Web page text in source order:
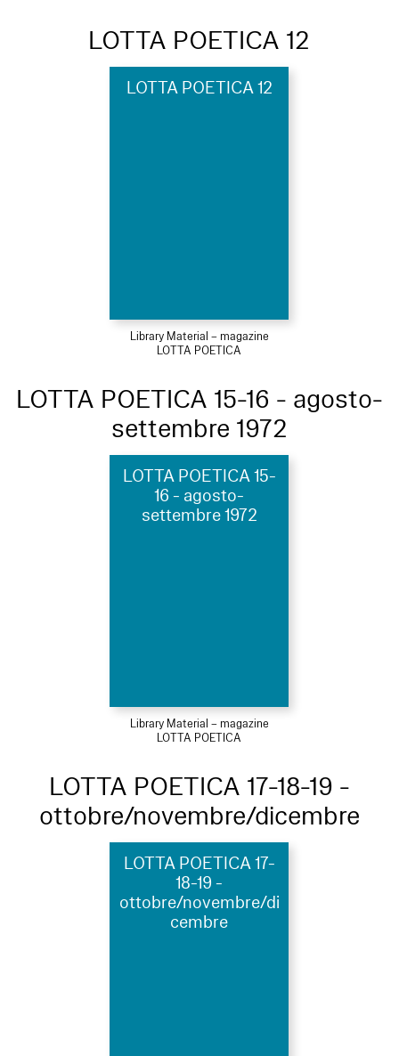
LOTTA POETICA 12
LOTTA POETICA 12
Library Material – magazine
LOTTA POETICA
LOTTA POETICA 15-16 - agosto-
settembre 1972
LOTTA POETICA 15-
16 - agosto-
settembre 1972
Library Material – magazine
LOTTA POETICA
LOTTA POETICA 17-18-19 -
ottobre/novembre/dicembre
LOTTA POETICA 17-
18-19 -
ottobre/novembre/di
cembre